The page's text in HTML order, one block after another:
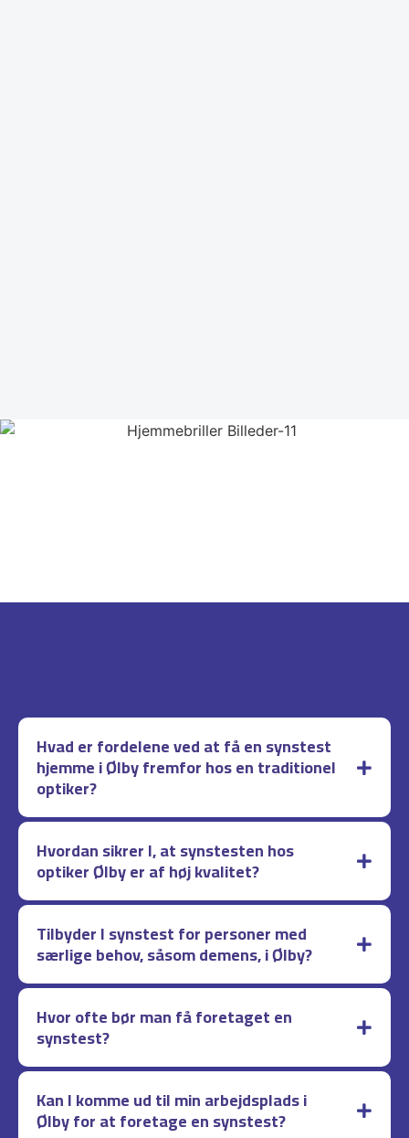
Hvad er fordelene ved at få en synstest
hjemme i Ølby fremfor hos en traditionel
optiker?
Hvordan sikrer I, at synstesten hos
optiker Ølby er af høj kvalitet?
Tilbyder I synstest for personer med
særlige behov, såsom demens, i Ølby?
Hvor ofte bør man få foretaget en
synstest?
Kan I komme ud til min arbejdsplads i
Ølby for at foretage en synstest?